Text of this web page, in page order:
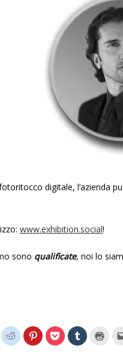
digitale, l’azienda
www.exhibition.social!
sono qualificate, noi lo
F
a
F
a
F
a
F
a